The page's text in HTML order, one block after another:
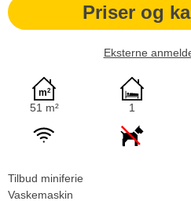
Priser og
Eksterne
51 m² 1
Tilbud miniferie
Vaskemaskin